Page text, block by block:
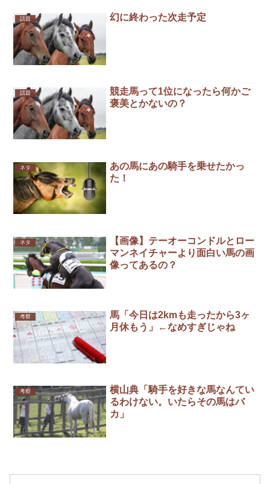
話題 幻に終わった次走予定
話題
競走馬って1位になったら何かご
褒美とかないの？
ネタ
あの馬にあの騎手を乗せたかっ
た！
ネタ
【画像】テーオーコンドルとロー
マンネイチャーより面白い馬の画
像ってあるの？
考察
馬「今日は2kmも走ったから3ヶ
月休もう」←なめすぎじゃね
考察
横山典「騎手を好きな馬なんてい
るわけない。いたらその馬はバ
カ」